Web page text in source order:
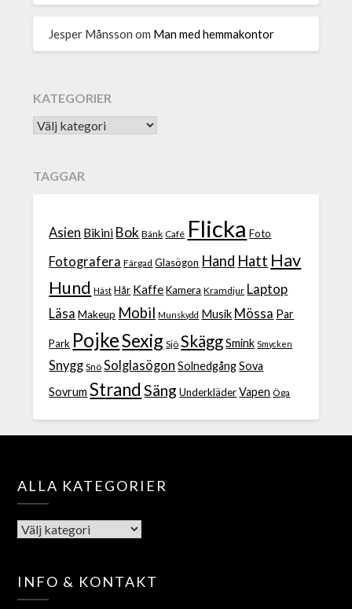
Jesper Månsson om Man med hemmakontor
KATEGORIER
TAGGAR
Asien Bikini Bok Bänk Café Flicka Foto
Fotografera Färgad Glasögon Hand Hatt Hav
Hund Häst Hår Kaffe Kamera Kramdjur Laptop
Läsa Makeup Mobil Munskydd Musik Mössa Par
Park PojkeSexig Sjö Skägg Smink Smycken
Snygg Snö Solglasögon Solnedgång Sova
Sovrum Strand Säng Underkläder Vapen Öga
ALLA KATEGORIER
INFO & KONTAKT